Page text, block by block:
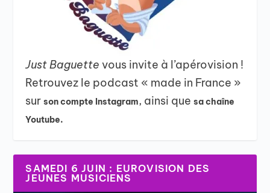
Just Baguettevous invite à l’apérovision !
Retrouvez le podcast « made in France »
surson compte Instagram, ainsi quesa chaîne
Youtube.
SAMEDI 6 JUIN : EUROVISION DES
JEUNES MUSICIENS